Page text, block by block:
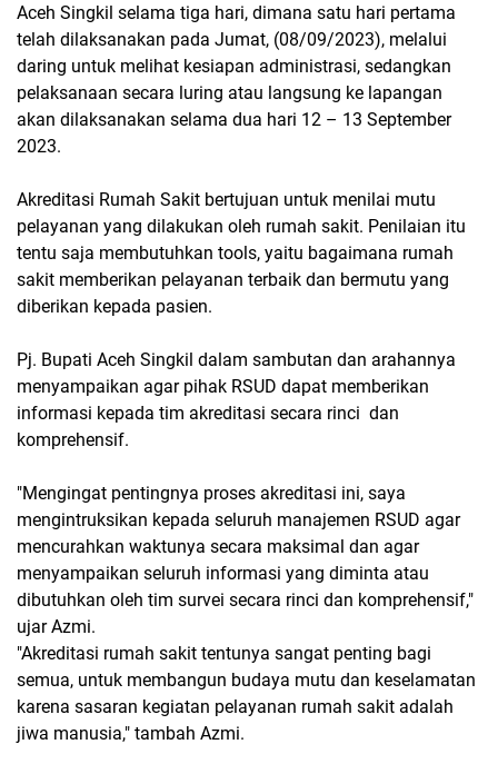
Aceh Singkil selama tiga hari, dimana satu hari pertama
telah dilaksanakan pada Jumat, (08/09/2023), melalui
daring untuk melihat kesiapan administrasi, sedangkan
pelaksanaan secara luring atau langsung ke lapangan
akan dilaksanakan selama dua hari 12 – 13 September
2023.
Akreditasi Rumah Sakit bertujuan untuk menilai mutu
pelayanan yang dilakukan oleh rumah sakit. Penilaian itu
tentu saja membutuhkan tools, yaitu bagaimana rumah
sakit memberikan pelayanan terbaik dan bermutu yang
diberikan kepada pasien.
Pj. Bupati Aceh Singkil dalam sambutan dan arahannya
menyampaikan agar pihak RSUD dapat memberikan
informasi kepada tim akreditasi secara rinci dan
komprehensif.
"Mengingat pentingnya proses akreditasi ini, saya
mengintruksikan kepada seluruh manajemen RSUD agar
mencurahkan waktunya secara maksimal dan agar
menyampaikan seluruh informasi yang diminta atau
dibutuhkan oleh tim survei secara rinci dan komprehensif,"
ujar Azmi.
"Akreditasi rumah sakit tentunya sangat penting bagi
semua, untuk membangun budaya mutu dan keselamatan
karena sasaran kegiatan pelayanan rumah sakit adalah
jiwa manusia," tambah Azmi.